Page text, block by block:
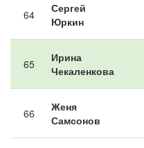
64
Сергей
Юркин
65
Ирина
Чекаленкова
66
Женя
Самсонов